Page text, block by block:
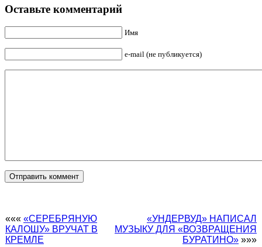
Оставьте комментарий
Имя
e-mail (не публикуется)
««« «СЕРЕБРЯНУЮ
КАЛОШУ» ВРУЧАТ В
КРЕМЛЕ
«УНДЕРВУД» НАПИСАЛ
МУЗЫКУ ДЛЯ «ВОЗВРАЩЕНИЯ
БУРАТИНО» »»»